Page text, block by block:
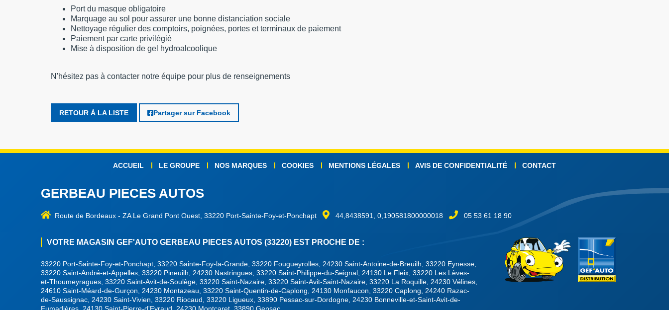
Port du masque obligatoire
Marquage au sol pour assurer une bonne distanciation sociale
Nettoyage régulier des comptoirs, poignées, portes et terminaux de paiement
Paiement par carte privilégié
Mise à disposition de gel hydroalcoolique
N'hésitez pas à contacter notre équipe pour plus de renseignements
RETOUR À LA LISTE Partager sur Facebook
ACCUEIL LE GROUPE NOS MARQUES COOKIES MENTIONS LÉGALES AVIS DE CONFIDENTIALITÉ CONTACT
GERBEAU PIECES AUTOS
Route de Bordeaux - ZA Le Grand Pont Ouest, 33220 Port-Sainte-Foy-et-Ponchapt 44,8438591, 0,190581800000018 05 53 61 18 90
VOTRE MAGASIN GEF'AUTO GERBEAU PIECES AUTOS (33220) EST PROCHE DE :
33220 Port-Sainte-Foy-et-Ponchapt, 33220 Sainte-Foy-la-Grande, 33220 Fougueyrolles, 24230 Saint-Antoine-de-Breuilh, 33220 Eynesse,
33220 Saint-André-et-Appelles, 33220 Pineuilh, 24230 Nastringues, 33220 Saint-Philippe-du-Seignal, 24130 Le Fleix, 33220 Les Lèves-
et-Thoumeyragues, 33220 Saint-Avit-de-Soulège, 33220 Saint-Nazaire, 33220 Saint-Avit-Saint-Nazaire, 33220 La Roquille, 24230 Vélines,
24610 Saint-Méard-de-Gurçon, 24230 Montazeau, 33220 Saint-Quentin-de-Caplong, 24130 Monfaucon, 33220 Caplong, 24240 Razac-
de-Saussignac, 24230 Saint-Vivien, 33220 Riocaud, 33220 Ligueux, 33890 Pessac-sur-Dordogne, 24230 Bonneville-et-Saint-Avit-de-